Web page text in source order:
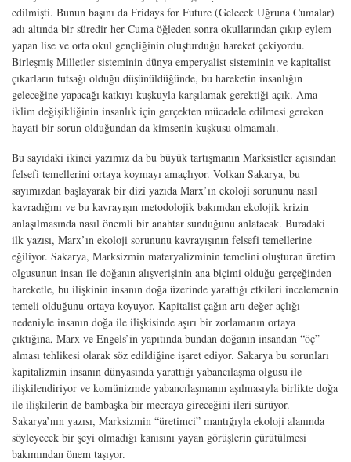
edilmişti. Bunun başını da Fridays for Future (Gelecek Uğruna Cumalar)
adı altında bir süredir her Cuma öğleden sonra okullarından çıkıp eylem
yapan lise ve orta okul gençliğinin oluşturduğu hareket çekiyordu.
Birleşmiş Milletler sisteminin dünya emperyalist sisteminin ve kapitalist
çıkarların tutsağı olduğu düşünüldüğünde, bu hareketin insanlığın
geleceğine yapacağı katkıyı kuşkuyla karşılamak gerektiği açık. Ama
iklim değişikliğinin insanlık için gerçekten mücadele edilmesi gereken
hayati bir sorun olduğundan da kimsenin kuşkusu olmamalı.
Bu sayıdaki ikinci yazımız da bu büyük tartışmanın Marksistler açısından
felsefi temellerini ortaya koymayı amaçlıyor. Volkan Sakarya, bu
sayımızdan başlayarak bir dizi yazıda Marx’ın ekoloji sorununu nasıl
kavradığını ve bu kavrayışın metodolojik bakımdan ekolojik krizin
anlaşılmasında nasıl önemli bir anahtar sunduğunu anlatacak. Buradaki
ilk yazısı, Marx’ın ekoloji sorununu kavrayışının felsefi temellerine
eğiliyor. Sakarya, Marksizmin materyalizminin temelini oluşturan üretim
olgusunun insan ile doğanın alışverişinin ana biçimi olduğu gerçeğinden
hareketle, bu ilişkinin insanın doğa üzerinde yarattığı etkileri incelemenin
temeli olduğunu ortaya koyuyor. Kapitalist çağın artı değer açlığı
nedeniyle insanın doğa ile ilişkisinde aşırı bir zorlamanın ortaya
çıktığına, Marx ve Engels’in yapıtında bundan doğanın insandan “öç”
alması tehlikesi olarak söz edildiğine işaret ediyor. Sakarya bu sorunları
kapitalizmin insanın dünyasında yarattığı yabancılaşma olgusu ile
ilişkilendiriyor ve komünizmde yabancılaşmanın aşılmasıyla birlikte doğa
ile ilişkilerin de bambaşka bir mecraya gireceğini ileri sürüyor.
Sakarya’nın yazısı, Marksizmin “üretimci” mantığıyla ekoloji alanında
söyleyecek bir şeyi olmadığı kanısını yayan görüşlerin çürütülmesi
bakımından önem taşıyor.